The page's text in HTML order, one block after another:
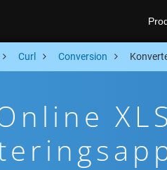
Curl Conversion